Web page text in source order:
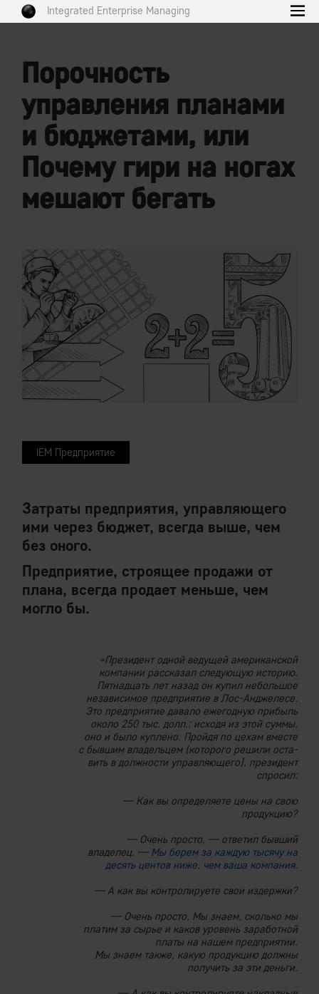
Integrated Enterprise Managing
Порочность
управления планами
и бюджетами, или
Почему гири на ногах
мешают бегать
IEM Предприятие
Затраты предприятия, управляющего
ими через бюджет, всегда выше, чем
без оного.
Предприятие, строящее продажи от
плана, всегда продает меньше, чем
могло бы.
«Президент одной ведущей американской
компании рассказал следую­щую историю.
Пятнадцать лет назад он купил небольшое
независимое предприятие в Лос-Анджелесе.
Это предприятие давало ежегодную прибыль
около 250 тыс. долл.; исходя из этой суммы,
оно и было куплено. Пройдя по цехам вместе
с бывшим владельцем (которого решили оста­
вить в должности управляющего), президент
спросил:
— Как вы определяете цены на свою
продукцию?
— Очень просто, — ответил бывший
владелец. — Мы берем за каждую тысячу на
десять центов ниже, чем ваша компания.
— А как вы контролируете свои издержки?
— Очень просто. Мы знаем, сколько мы
платим за сырье и каков уро­вень заработной
платы на нашем предприятии.
Мы знаем также, какую продукцию должны
получить за эти деньги.